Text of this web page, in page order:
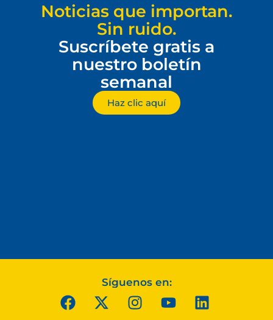
Noticias que importan.
Sin ruido.
Suscríbete gratis a
nuestro boletín
semanal
Haz clic aquí
Síguenos en: